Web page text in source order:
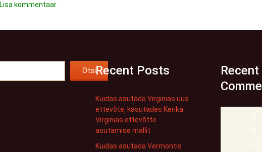
Lisa kommentaar
OtsiRecent Posts
Kuidas asutada Virginias uus
ettevõte, kasutades Kerika
Virginias ettevõtte
asutamise mallit
Kuidas asutada Vermontis
Recent
K
o
m